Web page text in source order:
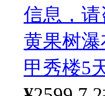
信息，
黄果树
甲秀楼5